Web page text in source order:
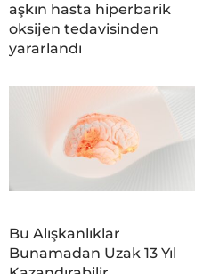
aşkın hasta hiperbarik
oksijen tedavisinden
yararlandı
Bu Alışkanlıklar
Bunamadan Uzak 13 Yıl